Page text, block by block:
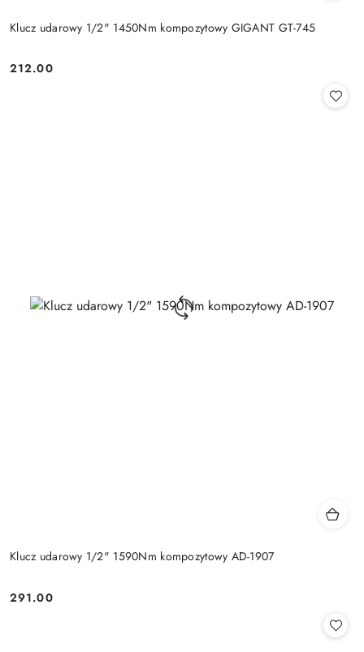
Klucz udarowy 1/2" 1450Nm kompozytowy GIGANT GT-745
Cena:
212.00
Klucz udarowy 1/2" 1590Nm kompozytowy AD-1907
Cena:
291.00